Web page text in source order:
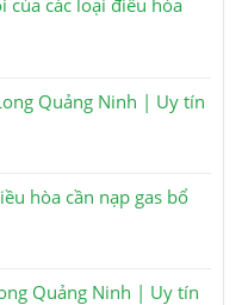
Quảng Ninh | Uy tín
hòa cần nạp gas bổ
Quảng Ninh | Uy tín